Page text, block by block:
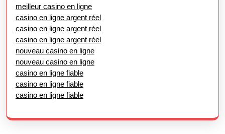
meilleur casino en ligne
casino en ligne argent réel
casino en ligne argent réel
casino en ligne argent réel
nouveau casino en ligne
nouveau casino en ligne
casino en ligne fiable
casino en ligne fiable
casino en ligne fiable